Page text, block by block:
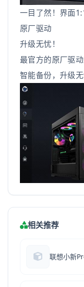
一目了然！界面
原厂驱动
升级无忧！
最官方的原厂驱动
智能备份，升级无
相关推荐